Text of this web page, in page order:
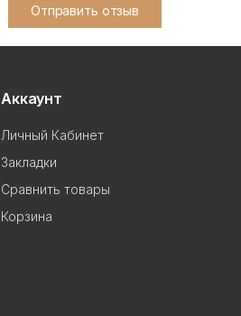
Отправить отзыв
Аккаунт
Личный Кабинет
Закладки
Сравнить товары
Корзина